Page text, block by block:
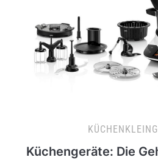
Küchengeräte: Die